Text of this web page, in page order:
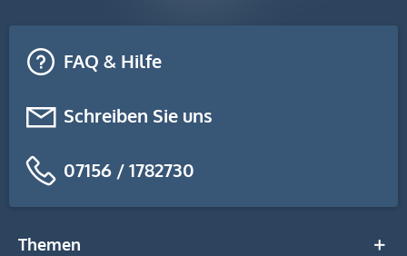
FAQ & Hilfe
Schreiben Sie uns
07156 / 1782730
Themen